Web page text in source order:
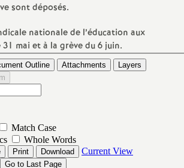
E
n
sont déposés.
nationale de l’éducation aux
mai et à la grève du 6 juin.